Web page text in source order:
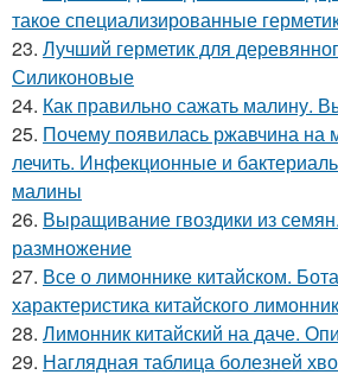
такое специализированные
23. Лучший герметик для
Силиконовые
24. Как правильно сажать малину.
25. Почему появилась ржавчина на
лечить. Инфекционные и
малины
26. Выращивание гвоздики из
размножение
27. Все о лимоннике китайском.
характеристика китайского
28. Лимонник китайский на даче.
29. Наглядная таблица болезней